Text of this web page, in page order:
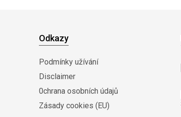
Odkazy
Podmínky užívání
Disclaimer
0chrana osobních údajů
Zásady cookies (EU)